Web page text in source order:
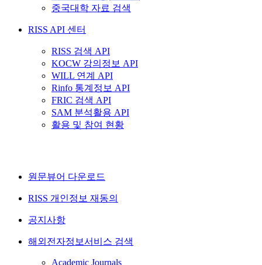
중국대학 자료 검색
RISS API 센터
RISS 검색 API
KOCW 강의정보 API
WILL 연계 API
Rinfo 통계정보 API
FRIC 검색 API
SAM 분석활용 API
활용 및 참여 현황
원문뷰어 다운로드
RISS 개인정보 재동의
공지사항
해외전자정보서비스 검색
Academic Journals